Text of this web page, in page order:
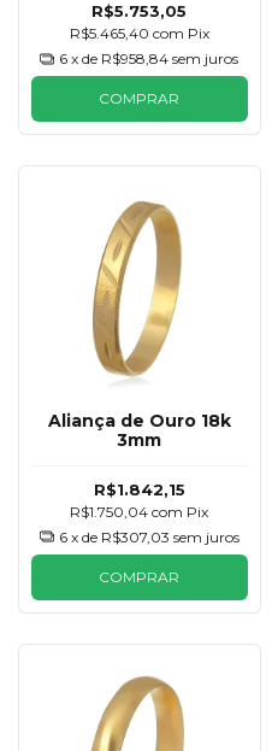
R$5.753,05
R$5.465,40 com Pix
6 x de R$958,84 sem juros
COMPRAR
Aliança de Ouro 18k
3mm
R$1.842,15
R$1.750,04com Pix
6 x de R$307,03 sem juros
COMPRAR